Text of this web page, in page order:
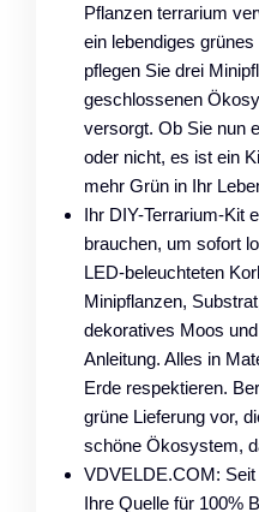
Pflanzen terrarium
ein lebendiges
pflegen Sie drei
geschlossenen
versorgt. Ob Sie nun
oder nicht, es ist ein
mehr Grün in Ihr
Ihr DIY-Terrarium-Kit
brauchen, um sofort
LED-beleuchteten
Minipflanzen,
dekoratives Moos
Anleitung. Alles in
Erde respektieren.
grüne Lieferung vor,
schöne Ökosystem,
VDVELDE.COM:
Ihre Quelle für 100%